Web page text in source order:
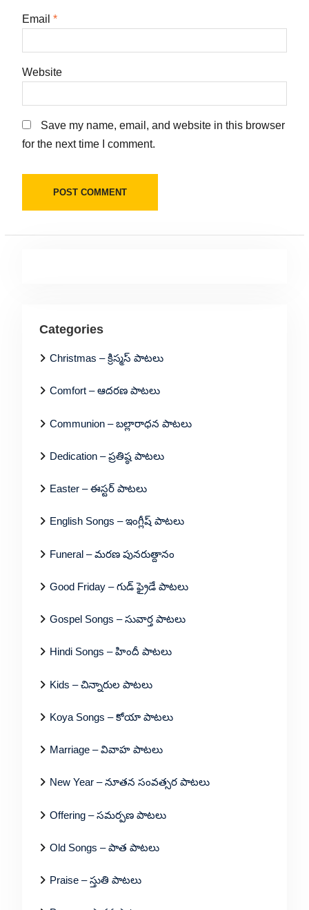
Email *
Website
Save my name, email, and website in this browser
for the next time I comment.
Categories
Christmas – క్రిస్మస్ పాటలు
Comfort – ఆదరణ పాటలు
Communion – బల్లారాధన పాటలు
Dedication – ప్రతిష్ఠ పాటలు
Easter – ఈస్టర్ పాటలు
English Songs – ఇంగ్లీష్ పాటలు
Funeral – మరణ పునరుత్దానం
Good Friday – గుడ్ ఫ్రైడే పాటలు
Gospel Songs – సువార్త పాటలు
Hindi Songs – హిందీ పాటలు
Kids – చిన్నారుల పాటలు
Koya Songs – కోయా పాటలు
Marriage – వివాహ పాటలు
New Year – నూతన సంవత్సర పాటలు
Offering – సమర్పణ పాటలు
Old Songs – పాత పాటలు
Praise – స్తుతి పాటలు